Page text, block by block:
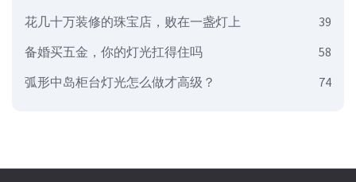
花几十万装修的珠宝店，败在一盏灯上
39
备婚买五金，你的灯光扛得住吗
58
弧形中岛柜台灯光怎么做才高级？
74